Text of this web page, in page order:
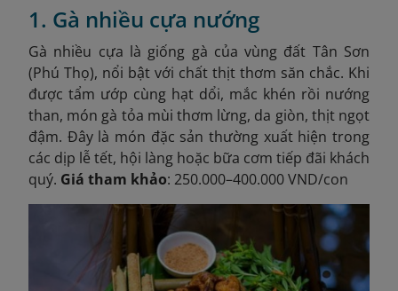
1. Gà nhiều cựa nướng
Gà nhiều cựa là giống gà của vùng đất Tân Sơn
(Phú Thọ), nổi bật với chất thịt thơm săn chắc. Khi
được tẩm ướp cùng hạt dổi, mắc khén rồi nướng
than, món gà tỏa mùi thơm lừng, da giòn, thịt ngọt
đậm. Đây là món đặc sản thường xuất hiện trong
các dịp lễ tết, hội làng hoặc bữa cơm tiếp đãi khách
quý. Giá tham khảo: 250.000–400.000 VND/con